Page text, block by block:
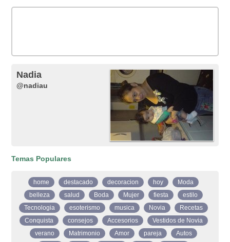
Nadia
@nadiau
Temas Populares
home destacado decoracion hoy
Moda
belleza
salud Boda Mujer fiesta
estilo
Tecnologia
esoterismo musica Novia
Recetas
Conquista
consejos Accesorios
Vestidos de Novia
verano
Matrimonio Amor pareja
Autos